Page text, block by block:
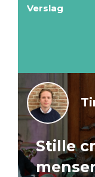
Verslag
Stille